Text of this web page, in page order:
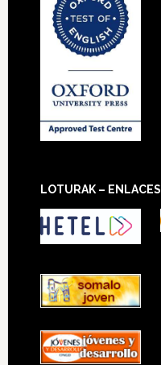
LOTURAK – ENLACES